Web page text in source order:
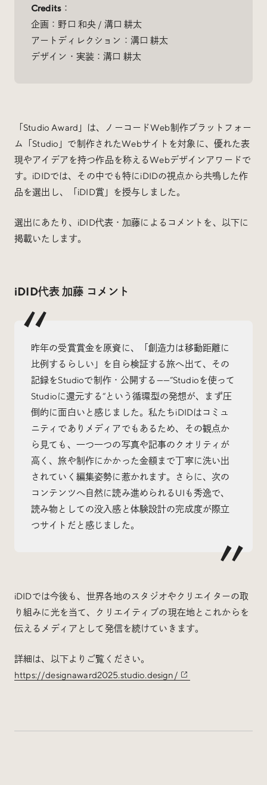
Radio
iDID Podcast
AboutNewsContact
#デジタルデザイン #コミュニティ
#ブランディング #ご当地クリエイター
#シェアオフィス #グローバル
Social
@iDID.team
Project byFOURDIGIT, SHIFTBRAIN
Collaboration withOUGON
Credits ：
企画：野口 和央 / 溝口 耕太
アートディレクション：溝口 耕太
デザイン・実装：溝口 耕太
「Studio Award」は、ノーコードWeb制作プラットフォー
ム「Studio」で制作されたWebサイトを対象に、優れた表
現やアイデアを持つ作品を称えるWebデザインアワードで
す。iDIDでは、その中でも特にiDIDの視点から共鳴した作
品を選出し、「iDID賞」を授与しました。
選出にあたり、iDID代表・加藤によるコメントを、以下に
掲載いたします。
iDID代表 加藤 コメント
昨年の受賞賞金を原資に、「創造力は移動距離に
比例するらしい」を自ら検証する旅へ出て、その
記録をStudioで制作・公開する——“Studioを使って
Studioに還元する“という循環型の発想が、まず圧
倒的に面白いと感じました。私たちiDIDはコミュ
ニティでありメディアでもあるため、その観点か
ら見ても、一つ一つの写真や記事のクオリティが
高く、旅や制作にかかった金額まで丁寧に洗い出
されていく編集姿勢に惹かれます。さらに、次の
コンテンツへ自然に読み進められるUIも秀逸で、
読み物としての没入感と体験設計の完成度が際立
つサイトだと感じました。
iDIDでは今後も、世界各地のスタジオやクリエイターの取
り組みに光を当て、クリエイティブの現在地とこれからを
伝えるメディアとして発信を続けていきます。
詳細は、以下よりご覧ください。
https://designaward2025.studio.design/